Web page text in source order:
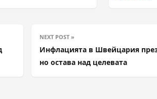
NEXT POST »
Инфлацията в Швейцария
но остава над целевата